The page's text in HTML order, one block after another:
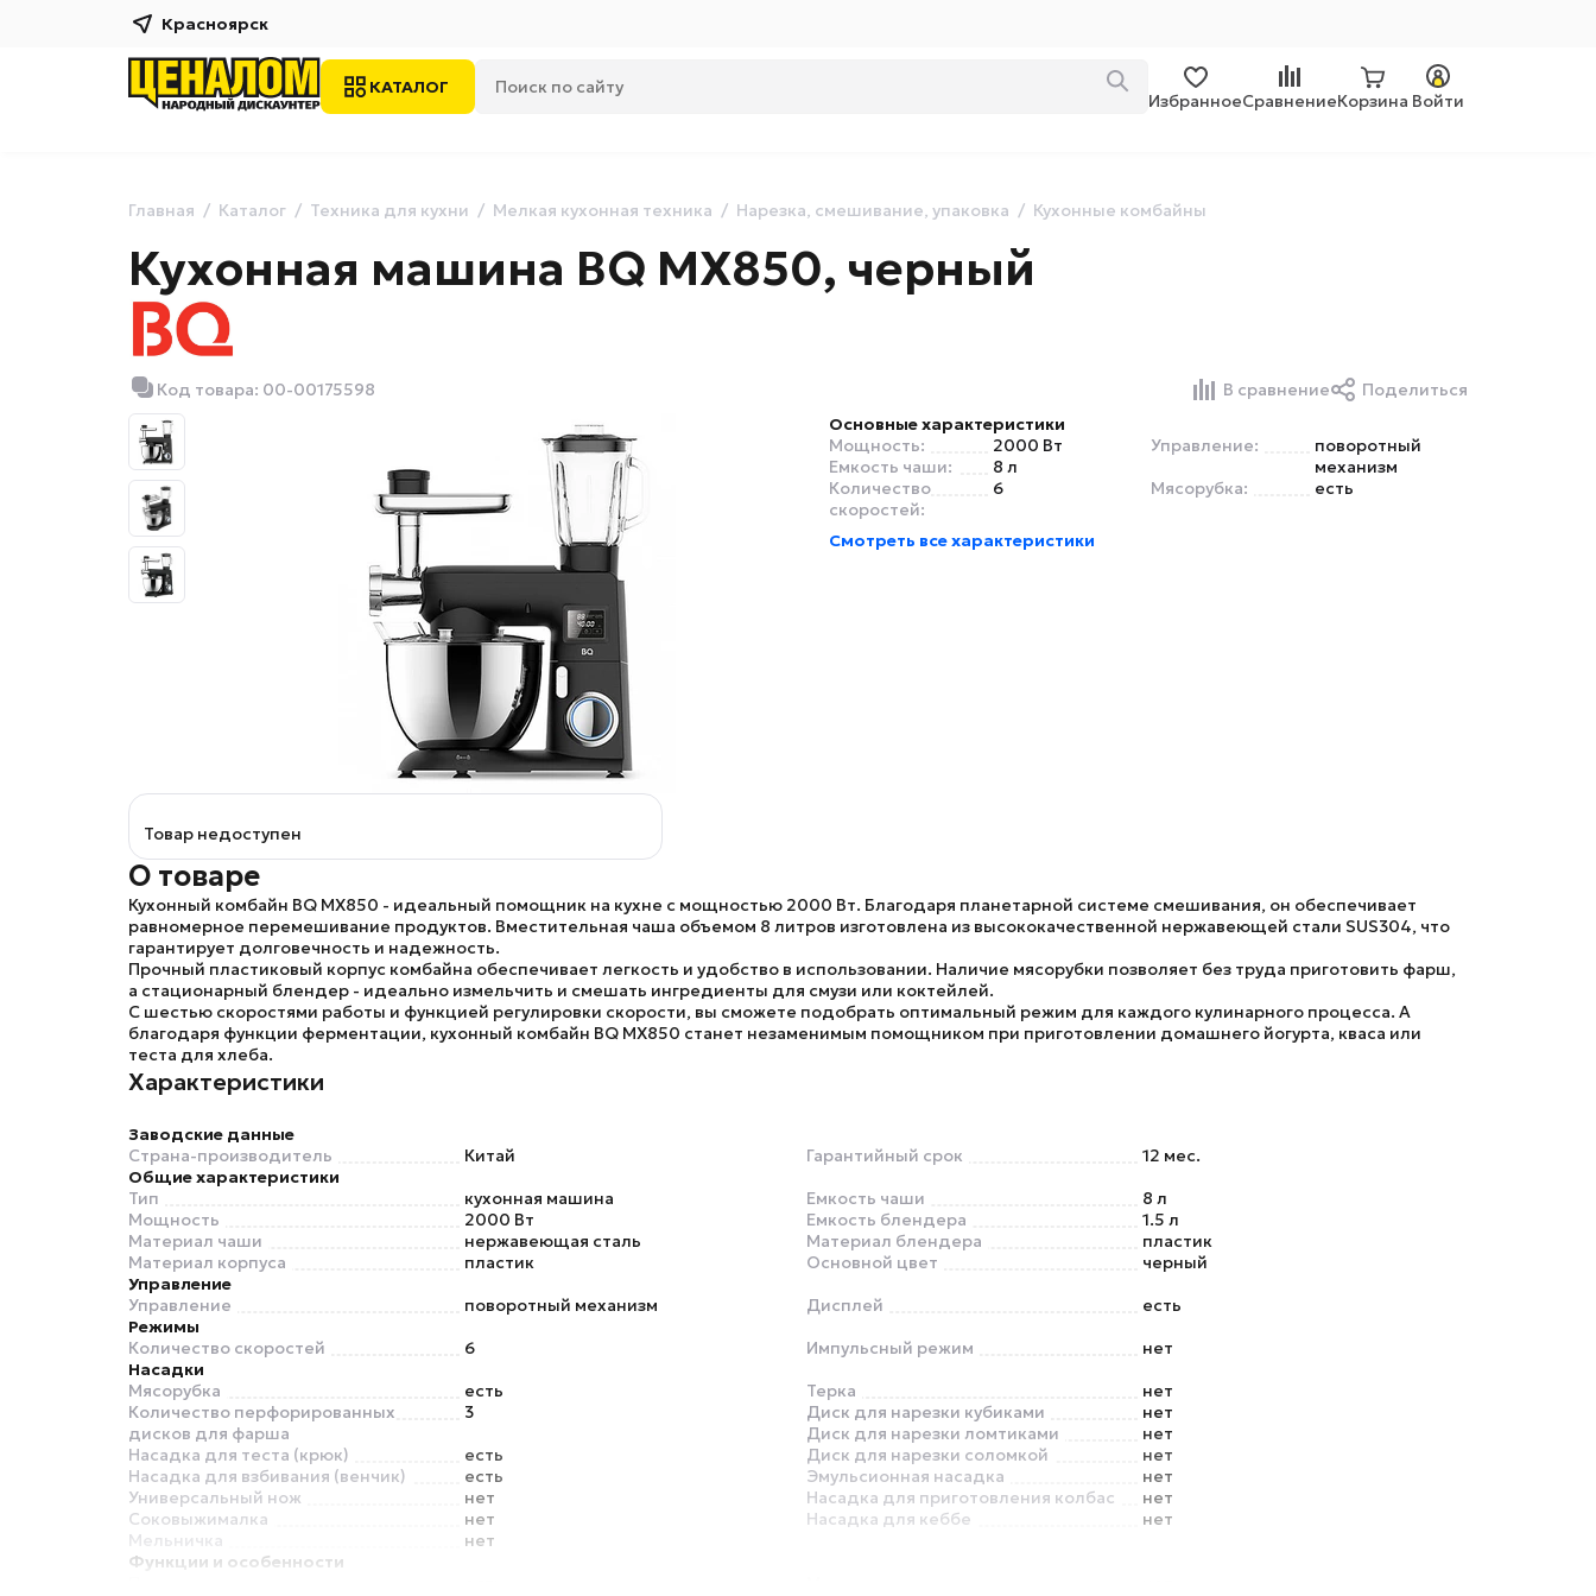
Красноярск
КАТАЛОГ
ИзбранноеСравнениеКорзина Войти
Главная Каталог Техника для кухни Мелкая кухонная техника Нарезка, смешивание, упаковка Кухонные комбайны
Кухонная машина BQ MX850, черный
Код товара: 00-00175598 В сравнение
Поделиться
Основные характеристики
Мощность:
2000 Вт
Емкость чаши:
8 л
Количество
скоростей:
6
Управление:
поворотный
механизм
Мясорубка:
есть
Смотреть все характеристики
Товар недоступен
О товаре
Кухонный комбайн BQ MX850 - идеальный помощник на кухне с мощностью 2000 Вт. Благодаря планетарной системе смешивания, он обеспечивает
равномерное перемешивание продуктов. Вместительная чаша объемом 8 литров изготовлена из высококачественной нержавеющей стали SUS304, что
гарантирует долговечность и надежность.
Прочный пластиковый корпус комбайна обеспечивает легкость и удобство в использовании. Наличие мясорубки позволяет без труда приготовить фарш,
а стационарный блендер - идеально измельчить и смешать ингредиенты для смузи или коктейлей.
С шестью скоростями работы и функцией регулировки скорости, вы сможете подобрать оптимальный режим для каждого кулинарного процесса. А
благодаря функции ферментации, кухонный комбайн BQ MX850 станет незаменимым помощником при приготовлении домашнего йогурта, кваса или
теста для хлеба.
Характеристики
Заводские данные
Страна-производитель
Китай Гарантийный срок
12 мес.
Общие характеристики
Тип
кухонная машина
Мощность
2000 Вт
Материал чаши
нержавеющая сталь
Материал корпуса
пластик
Емкость чаши
8 л
Емкость блендера
1.5 л
Материал блендера
пластик
Основной цвет
черный
Управление
Управление
поворотный механизм Дисплей
есть
Режимы
Количество скоростей
6 Импульсный режим
нет
Насадки
Мясорубка
есть
Количество перфорированных
дисков для фарша
3
Насадка для теста (крюк)
есть
Насадка для взбивания (венчик)
есть
Универсальный нож
нет
Соковыжималка
нет
Мельничка
нет
Терка
нет
Диск для нарезки кубиками
нет
Диск для нарезки ломтиками
нет
Диск для нарезки соломкой
нет
Эмульсионная насадка
нет
Насадка для приготовления колбас
нет
Насадка для кеббе
нет
Функции и особенности